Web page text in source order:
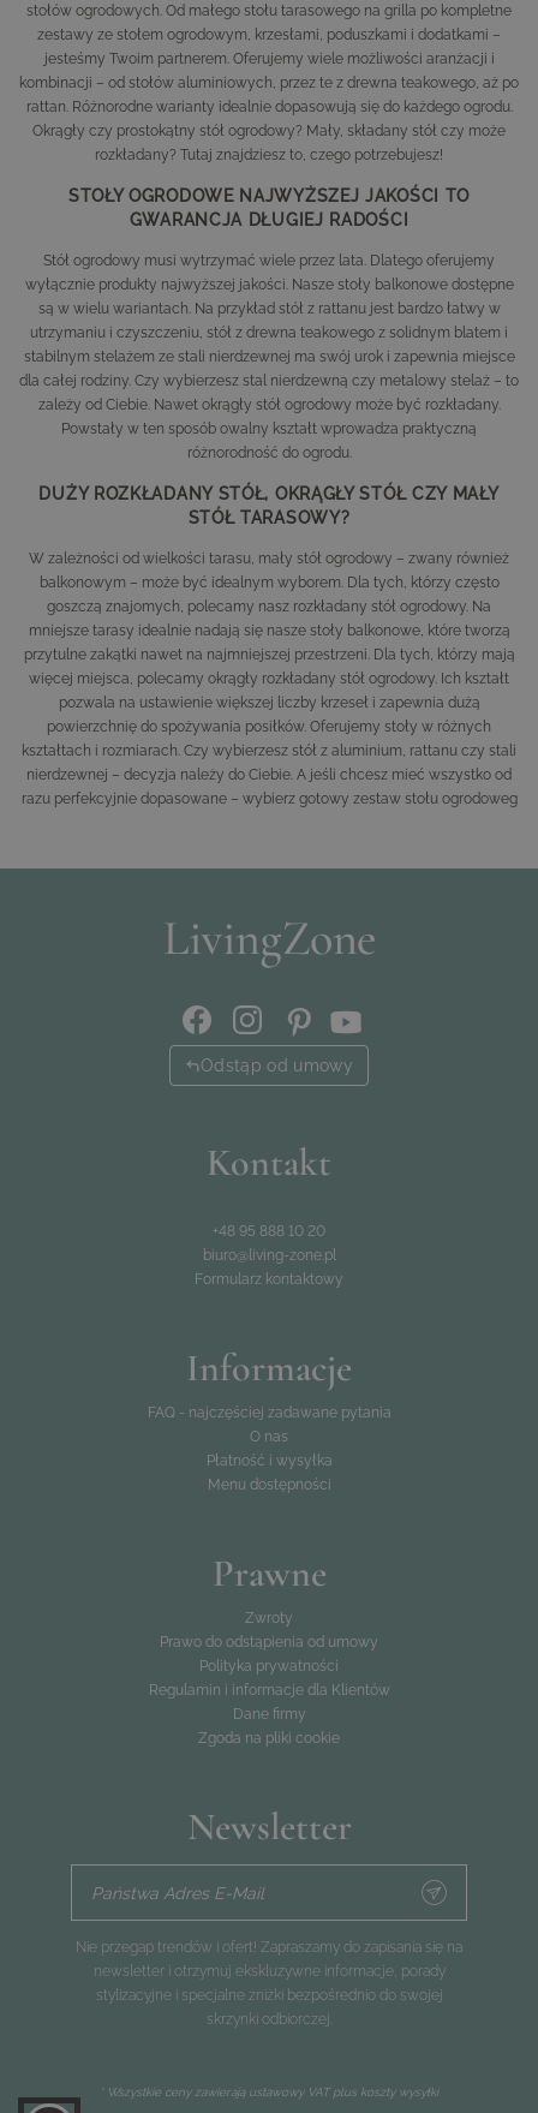
stołów ogrodowych. Od małego stołu tarasowego na grilla po kompletne
zestawy ze stołem ogrodowym, krzesłami, poduszkami i dodatkami –
jesteśmy Twoim partnerem. Oferujemy wiele możliwości aranżacji i
kombinacji – od stołów aluminiowych, przez te z drewna teakowego, aż po
rattan. Różnorodne warianty idealnie dopasowują się do każdego ogrodu.
Okrągły czy prostokątny stół ogrodowy? Mały, składany stół czy może
rozkładany? Tutaj znajdziesz to, czego potrzebujesz!
STOŁY OGRODOWE NAJWYŻSZEJ JAKOŚCI TO
GWARANCJA DŁUGIEJ RADOŚCI
Stół ogrodowy musi wytrzymać wiele przez lata. Dlatego oferujemy
wyłącznie produkty najwyższej jakości. Nasze stoły balkonowe dostępne
są w wielu wariantach. Na przykład stół z rattanu jest bardzo łatwy w
utrzymaniu i czyszczeniu, stół z drewna teakowego z solidnym blatem i
stabilnym stelażem ze stali nierdzewnej ma swój urok i zapewnia miejsce
dla całej rodziny. Czy wybierzesz stal nierdzewną czy metalowy stelaż – to
zależy od Ciebie. Nawet okrągły stół ogrodowy może być rozkładany.
Powstały w ten sposób owalny kształt wprowadza praktyczną
różnorodność do ogrodu.
DUŻY ROZKŁADANY STÓŁ, OKRĄGŁY STÓŁ CZY MAŁY
STÓŁ TARASOWY?
W zależności od wielkości tarasu, mały stół ogrodowy – zwany również
balkonowym – może być idealnym wyborem. Dla tych, którzy często
goszczą znajomych, polecamy nasz rozkładany stół ogrodowy. Na
mniejsze tarasy idealnie nadają się nasze stoły balkonowe, które tworzą
przytulne zakątki nawet na najmniejszej przestrzeni. Dla tych, którzy mają
więcej miejsca, polecamy okrągły rozkładany stół ogrodowy. Ich kształt
pozwala na ustawienie większej liczby krzeseł i zapewnia dużą
powierzchnię do spożywania posiłków. Oferujemy stoły w różnych
kształtach i rozmiarach. Czy wybierzesz stół z aluminium, rattanu czy stali
nierdzewnej – decyzja należy do Ciebie. A jeśli chcesz mieć wszystko od
razu perfekcyjnie dopasowane – wybierz gotowy zestaw stołu ogrodoweg
Odstąp od umowy
Kontakt
+48 95 888 10 20
biuro@living-zone.pl
Formularz kontaktowy
Informacje
FAQ - najczęściej zadawane pytania
O nas
Płatność i wysyłka
Menu dostępności
Prawne
Zwroty
Prawo do odstąpienia od umowy
Polityka prywatności
Regulamin i informacje dla Klientów
Dane firmy
Zgoda na pliki cookie
Newsletter
Państwa Adres E-Mail
Nie przegap trendów i ofert! Zapraszamy do zapisania się na
newsletter i otrzymuj ekskluzywne informacje, porady
stylizacyjne i specjalne zniżki bezpośrednio do swojej
skrzynki odbiorczej.
* Wszystkie ceny zawierają ustawowy VAT plus koszty wysyłki